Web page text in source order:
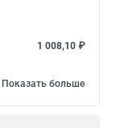
1 008,10 ₽
Показать больше